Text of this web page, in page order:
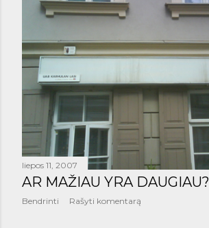
liepos 11, 2007
AR MAŽIAU YRA DAUGIAU?
Bendrinti Rašyti komentarą